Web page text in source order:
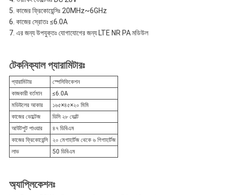
কাজের ফ্রিকোয়েন্সিঃ 20MHz~6GHz
কাজের স্রোতঃ ≤6.0A
এর জন্য উপযুক্তঃ যোগাযোগের জন্য LTE NR PA মডিউল
টেকনিক্যাল প্যারামিটারঃ
প্যারামিটার
স্পেসিফিকেশন
কাজকারী বর্তমান
≤6.0A
মডিউলের আকার
১৬৫×৪৫×২০ মিমি
কাজের ভোল্টেজ
ডিসি ২৮ ভোল্ট
আউটপুট পাওয়ার
৪৭ ডিবিএম
কাজের ফ্রিকোয়েন্সি
২০ মেগাহার্টজ থেকে ৬ গিগাহার্টজ
লাভ
50 ডিবিএম
অ্যাপ্লিকেশনঃ